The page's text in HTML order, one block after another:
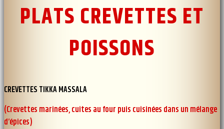
PLATS CREVETTES ET
POISSONS
CREVETTES TIKKA MASSALA
(Crevettes marinées, cuites au four puis cuisinées dans un mélange
d’épices)